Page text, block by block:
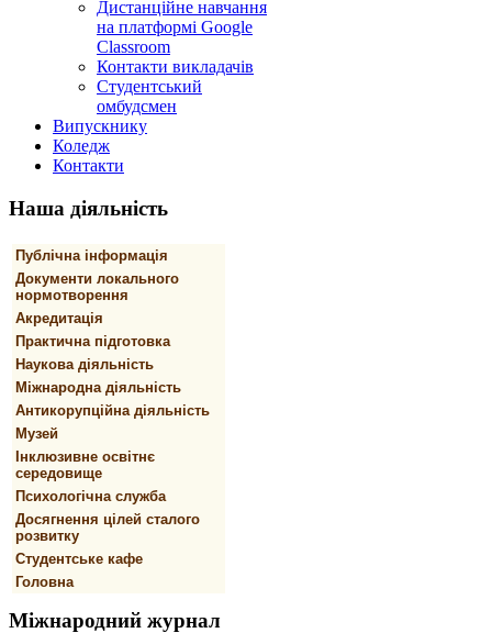
Дистанційне навчання
на платформі Google
Classroom
Контакти викладачів
Студентський
омбудсмен
Випускнику
Коледж
Контакти
Наша діяльність
Публічна інформація
Документи локального
нормотворення
Акредитація
Практична підготовка
Наукова діяльність
Міжнародна діяльність
Антикорупційна діяльність
Музей
Інклюзивне освітнє
середовище
Психологічна служба
Досягнення цілей сталого
розвитку
Студентське кафе
Головна
Міжнародний журнал